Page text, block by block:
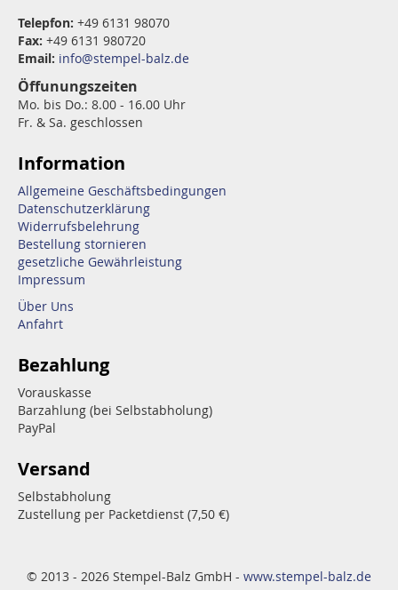
Telepfon: +49 6131 98070
Fax: +49 6131 980720
Email: info@stempel-balz.de
Öffunungszeiten
Mo. bis Do.: 8.00 - 16.00 Uhr
Fr. & Sa. geschlossen
Information
Allgemeine Geschäftsbedingungen
Datenschutzerklärung
Widerrufsbelehrung
Bestellung stornieren
gesetzliche Gewährleistung
Impressum
Über Uns
Anfahrt
Bezahlung
Vorauskasse
Barzahlung (bei Selbstabholung)
PayPal
Versand
Selbstabholung
Zustellung per Packetdienst (7,50 €)
© 2013 - 2026 Stempel-Balz GmbH - www.stempel-balz.de